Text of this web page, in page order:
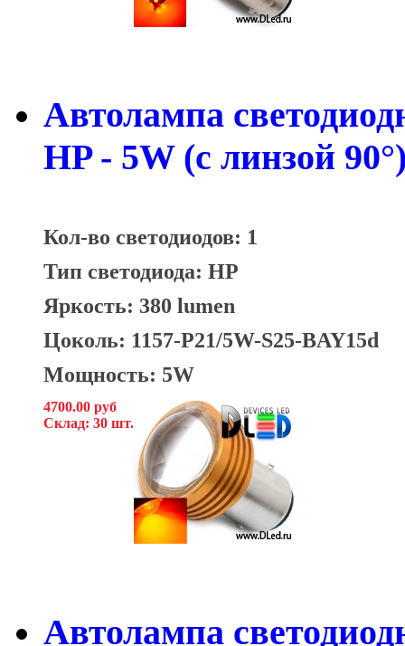
Автолампа
HP - 5W (с линзой
Кол-во светодиодов: 1
Тип светодиода: HP
Яркость: 380 lumen
Цоколь: 1157-P21/5W-S25-BAY15d
Мощность: 5W
4700.00 руб
Склад: 30 шт.
Автолампа